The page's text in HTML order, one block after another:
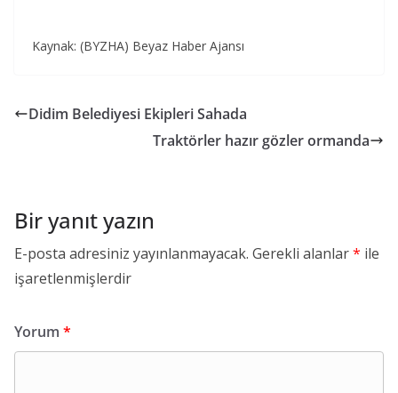
Kaynak: (BYZHA) Beyaz Haber Ajansı
Didim Belediyesi Ekipleri Sahada
Traktörler hazır gözler ormanda
Bir yanıt yazın
E-posta adresiniz yayınlanmayacak. Gerekli alanlar* ile
işaretlenmişlerdir
Yorum *